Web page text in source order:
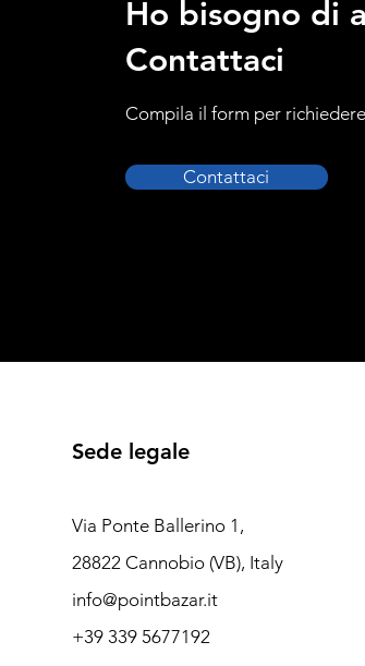
Ho bisogno di
Contattaci
Compila il form per
Contattaci
Sede legale
Via Ponte Ballerino 1,
28822 Cannobio (VB), Italy
info@pointbazar.it
+39 339 5677192